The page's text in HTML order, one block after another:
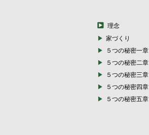
理念
家づくり
５つの秘密一章
５つの秘密二章
５つの秘密三章
５つの秘密四章
５つの秘密五章